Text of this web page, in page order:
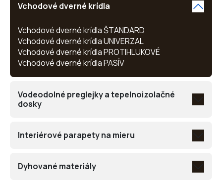
Vchodové dverné krídla
Vchodové dverné krídla ŠTANDARD
Vchodové dverné krídla UNIVERZAL
Vchodové dverné krídla PROTIHLUKOVÉ
Vchodové dverné krídla PASÍV
Vodeodolné preglejky a tepelnoizolačné
dosky
Interiérové parapety na mieru
Dyhované materiály